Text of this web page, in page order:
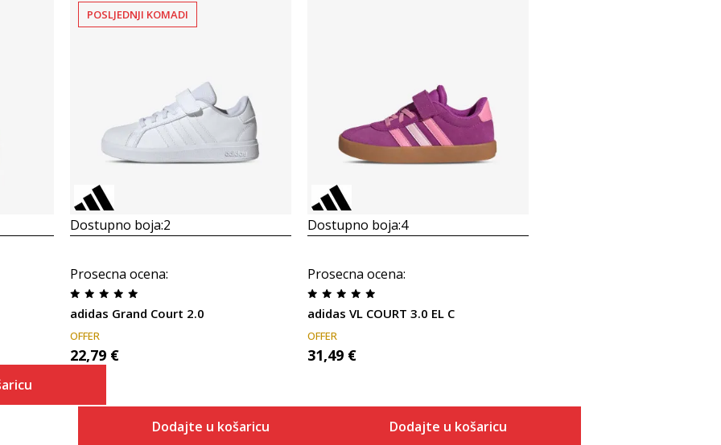
POSLJEDNJI KOMADI
Dostupno boja:2
Prosecna ocena:
adidas Grand Court 2.0
OFFER
22,79 €
Dodajte u košaricu
Dostupno boja:4
Prosecna ocena:
adidas VL COURT 3.0 EL C
OFFER
31,49 €
Dodajte u košaricu